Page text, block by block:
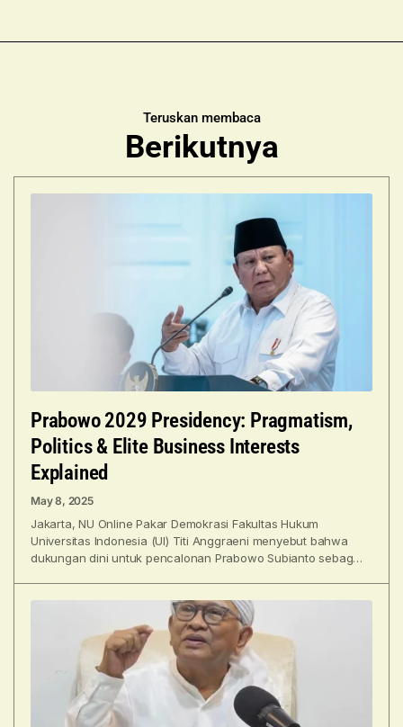
Teruskan membaca
Berikutnya
Prabowo 2029 Presidency: Pragmatism,
Politics & Elite Business Interests
Explained
May 8, 2025
Jakarta, NU Online Pakar Demokrasi Fakultas Hukum
Universitas Indonesia (UI) Titi Anggraeni menyebut bahwa
dukungan dini untuk pencalonan Prabowo Subianto sebagai